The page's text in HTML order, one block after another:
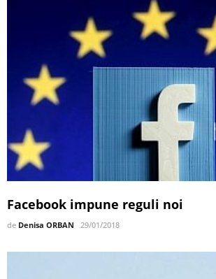
Facebook impune reguli noi
de Denisa ORBAN 29/01/2018